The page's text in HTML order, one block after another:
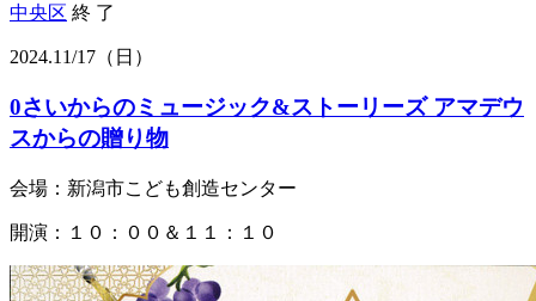
中央区 終 了
2024.11/17 （日）
0さいからのミュージック&ストーリーズ アマデウ
スからの贈り物
会場：新潟市こども創造センター
開演：１０：００＆１１：１０